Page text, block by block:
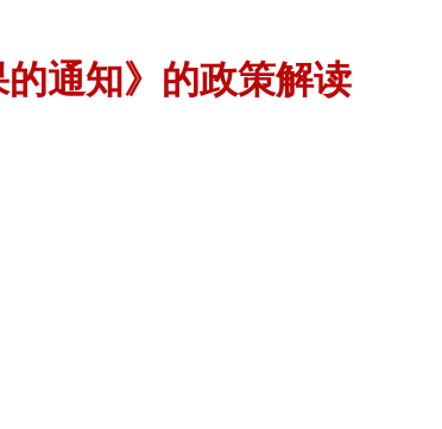
的通知》的政策解读